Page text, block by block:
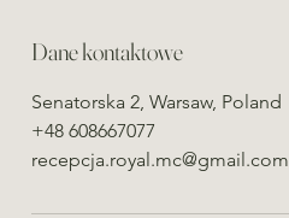
Dane kontaktowe
Senatorska 2, Warsaw, Poland
+48 608667077
recepcja.royal.mc@gmail.com